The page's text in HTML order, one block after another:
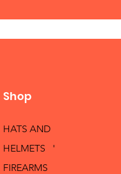
Shop
HATS AND
HELMETS '
FIREARMS